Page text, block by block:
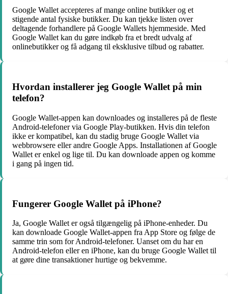
Google Wallet accepteres af mange online butikker og et
stigende antal fysiske butikker. Du kan tjekke listen over
deltagende forhandlere på Google Wallets hjemmeside. Med
Google Wallet kan du gøre indkøb fra et bredt udvalg af
onlinebutikker og få adgang til eksklusive tilbud og rabatter.
Hvordan installerer jeg Google Wallet på min
telefon?
Google Wallet-appen kan downloades og installeres på de fleste
Android-telefoner via Google Play-butikken. Hvis din telefon
ikke er kompatibel, kan du stadig bruge Google Wallet via
webbrowsere eller andre Google Apps. Installationen af Google
Wallet er enkel og lige til. Du kan downloade appen og komme
i gang på ingen tid.
Fungerer Google Wallet på iPhone?
Ja, Google Wallet er også tilgængelig på iPhone-enheder. Du
kan downloade Google Wallet-appen fra App Store og følge de
samme trin som for Android-telefoner. Uanset om du har en
Android-telefon eller en iPhone, kan du bruge Google Wallet til
at gøre dine transaktioner hurtige og bekvemme.